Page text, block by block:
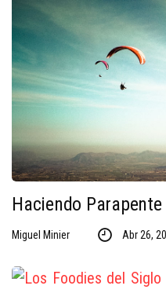
Haciendo
Miguel Minier Abr 26,